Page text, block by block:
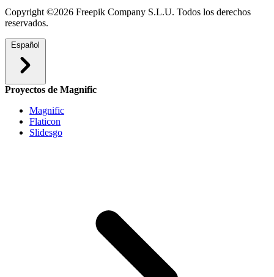
Copyright ©2026 Freepik Company S.L.U. Todos los derechos
reservados.
Español
Proyectos de Magnific
Magnific
Flaticon
Slidesgo